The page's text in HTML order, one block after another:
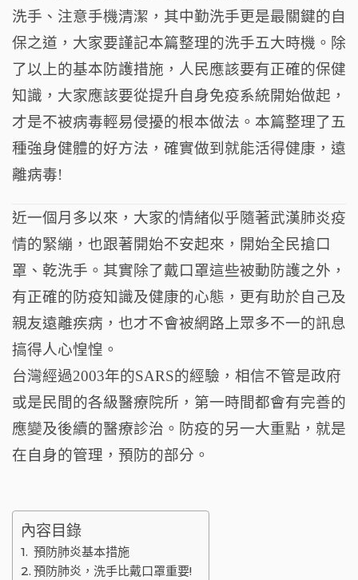
洗手、注意手機清潔，其中勤洗手更是最關鍵的自
保之道，大家要謹記本篇整理的洗手五大時機。除
了以上的基本防護措施，人民應該要有正確的保健
知識，大家應該要從提升自身免疫系統開始做起，
才是不被病毒輕易侵擾的根本做法。本篇整理了五
種強身健體的好方法，確實做到就能活得健康，遠
離病毒!
近一個月多以來，大家的情緒似乎隨著武漢肺炎疫
情的緊繃，也跟著開始不安起來，開始全民搶口
罩、乾洗手。其實除了戴口罩這些被動防護之外，
有正確的防疫知識及健康的心態，更有助於自己及
親友遠離疾病，也才不會被網路上眾多不一的訊息
搞得人心惶惶。
台灣經過2003年的SARS的經驗，相信不管是政府
或是民間的各級醫療院所，第一時間都會有完善的
應變及後續的醫療診治。防疫的另一大重點，就是
在自身的管理，預防的部分。
內容目錄
預防肺炎基本措施
預防肺炎，洗手比戴口罩重要!